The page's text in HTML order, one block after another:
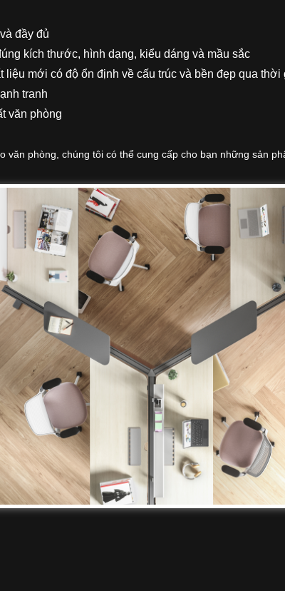
đầy đủ
kích thước, hình dạng, kiểu dáng và mầu sắc
mới có độ ổn định về cấu trúc và bền đẹp qua thời
tranh
văn phòng
phòng, chúng tôi có thể cung cấp cho bạn những sản